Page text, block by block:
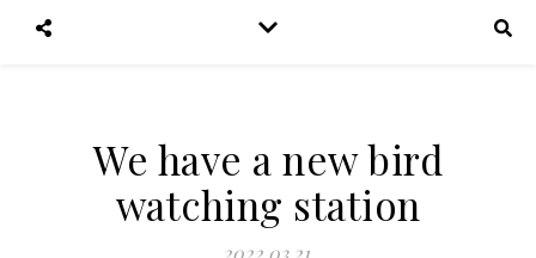
We have a new bird
watching station
2022.03.21.